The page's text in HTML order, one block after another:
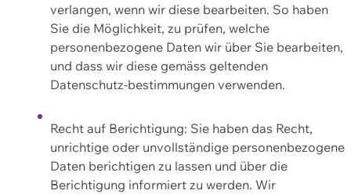
verlangen, wenn wir diese bearbeiten. So haben
Sie die Möglichkeit, zu prüfen, welche
personenbezogene Daten wir über Sie bearbeiten,
und dass wir diese gemäss geltenden
Datenschutz-bestimmungen verwenden.
Recht auf Berichtigung: Sie haben das Recht,
unrichtige oder unvollständige personenbezogene
Daten berichtigen zu lassen und über die
Berichtigung informiert zu werden. Wir